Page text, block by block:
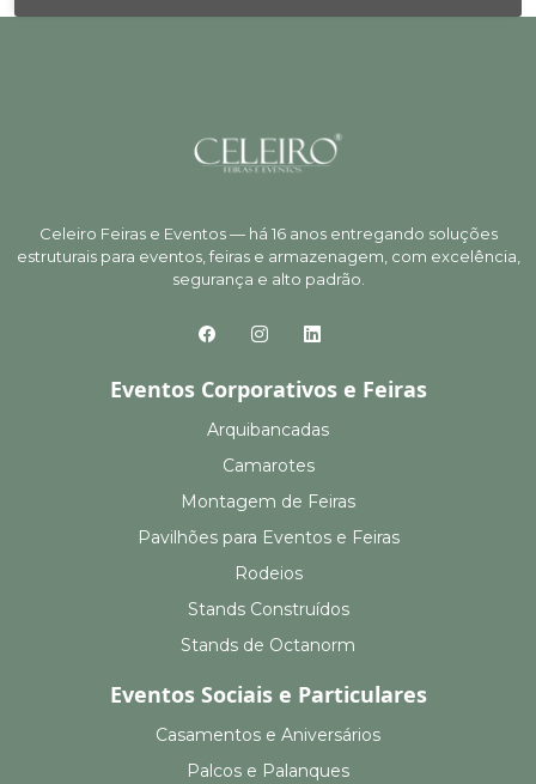
Celeiro Feiras e Eventos — há 16 anos entregando soluções
estruturais para eventos, feiras e armazenagem, com excelência,
segurança e alto padrão.
Eventos Corporativos e Feiras
Arquibancadas
Camarotes
Montagem de Feiras
Pavilhões para Eventos e Feiras
Rodeios
Stands Construídos
Stands de Octanorm
Eventos Sociais e Particulares
Casamentos e Aniversários
Palcos e Palanques